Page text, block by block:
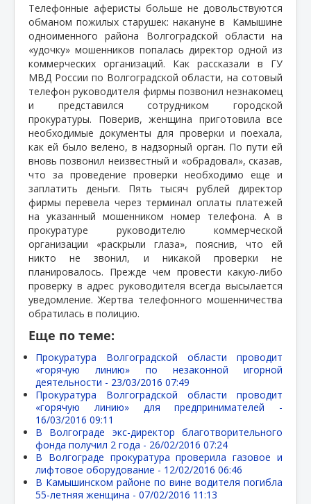
Телефонные аферисты больше не довольствуются
обманом пожилых старушек: накануне в
Камышине
одноименного района Волгоградской области на
«удочку» мошенников попалась директор одной из
коммерческих организаций. Как рассказали в ГУ
МВД России по Волгоградской области, на сотовый
телефон руководителя фирмы позвонил незнакомец
и представился сотрудником городской
прокуратуры. Поверив, женщина приготовила все
необходимые документы для проверки и поехала,
как ей было велено, в надзорный орган. По пути ей
вновь позвонил неизвестный и «обрадовал», сказав,
что за проведение проверки необходимо еще и
заплатить деньги. Пять тысяч рублей директор
фирмы перевела через терминал оплаты платежей
на указанный мошенником номер телефона. А в
прокуратуре руководителю коммерческой
организации «раскрыли глаза», пояснив, что ей
никто не звонил, и никакой проверки не
планировалось. Прежде чем провести какую-либо
проверку в адрес руководителя всегда высылается
уведомление. Жертва телефонного мошенничества
обратилась в полицию.
Еще по теме:
Прокуратура Волгоградской области проводит
«горячую линию» по незаконной игорной
деятельности - 23/03/2016 07:49
Прокуратура Волгоградской области проводит
«горячую линию» для предпринимателей -
16/03/2016 09:11
В Волгограде экс-директор благотворительного
фонда получил 2 года - 26/02/2016 07:24
В Волгограде прокуратура проверила газовое и
лифтовое оборудование - 12/02/2016 06:46
В Камышинском районе по вине водителя погибла
55-летняя женщина - 07/02/2016 11:13